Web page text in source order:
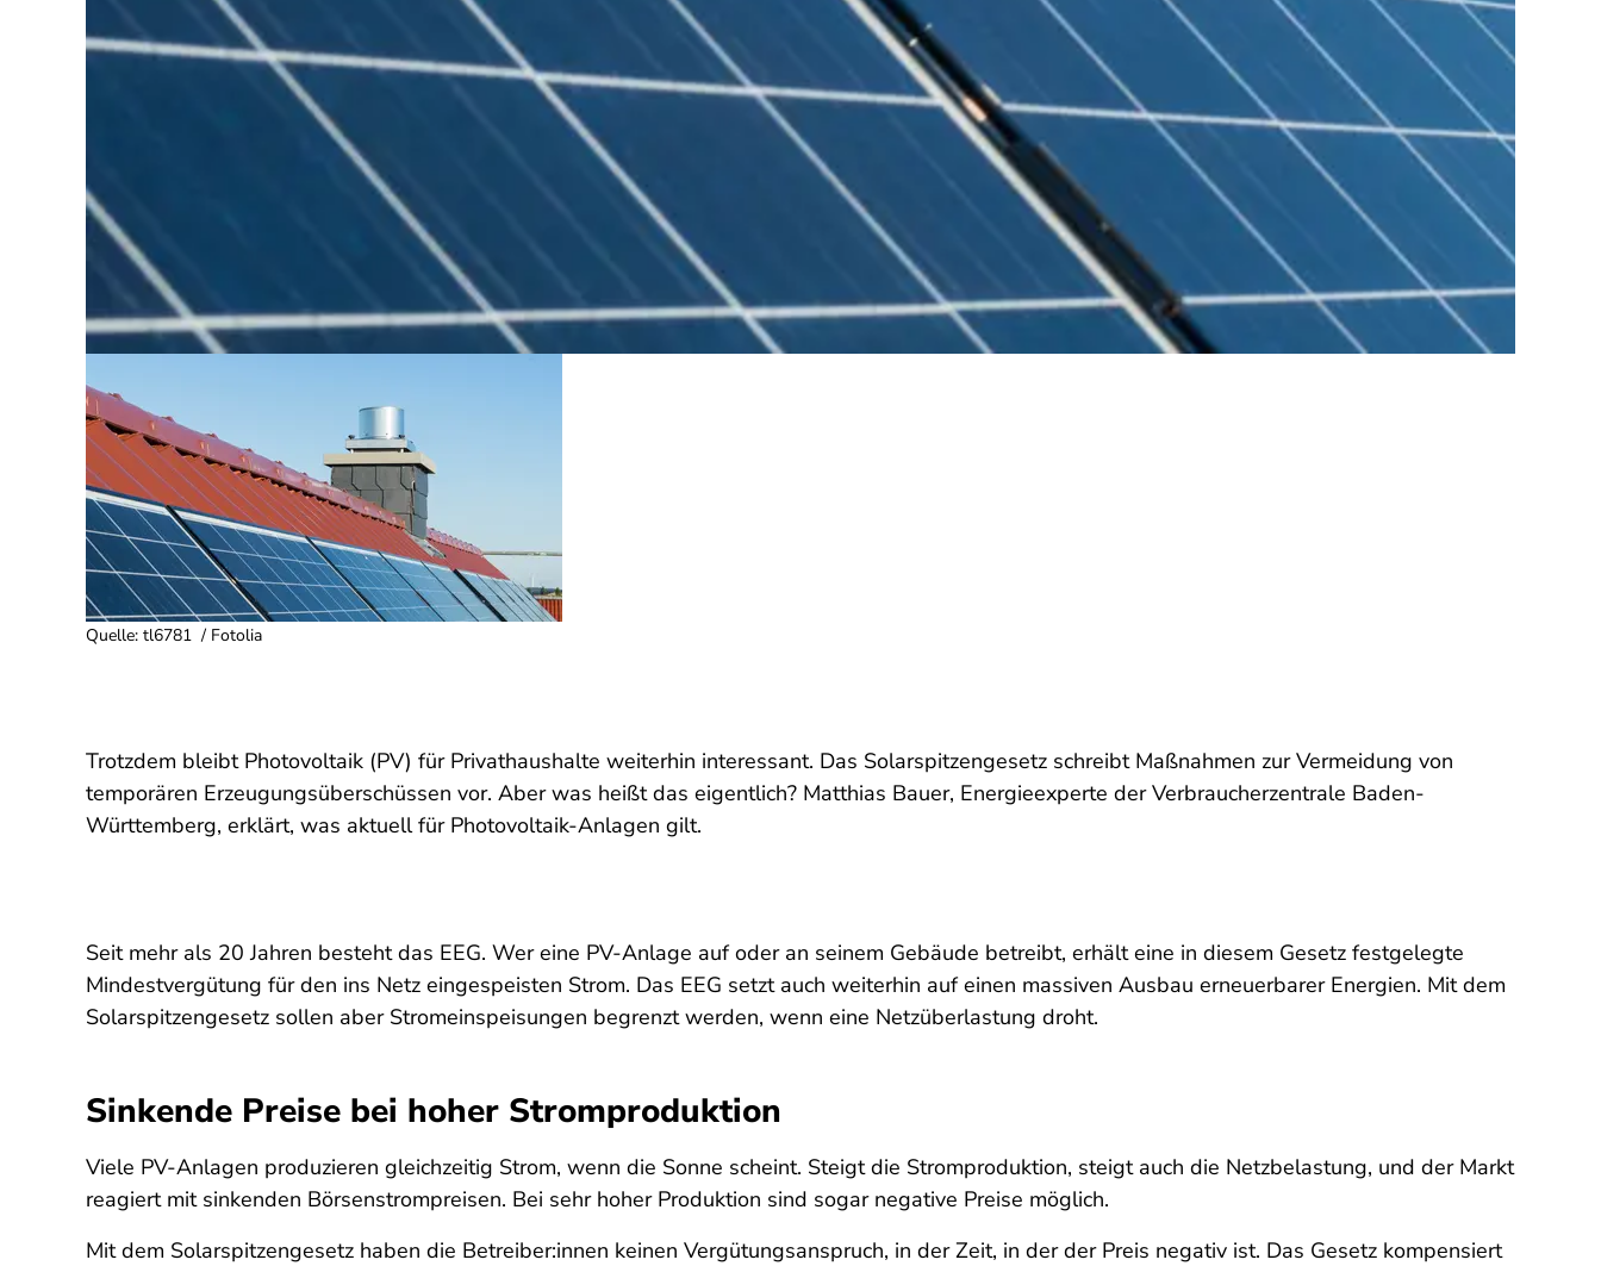
Quelle: tl6781 / Fotolia
Trotzdem bleibt Photovoltaik (PV) für Privathaushalte weiterhin interessant. Das Solarspitzengesetz schreibt Maßnahmen zur Vermeidung von
temporären Erzeugungsüberschüssen vor. Aber was heißt das eigentlich? Matthias Bauer, Energieexperte der Verbraucherzentrale Baden-
Württemberg, erklärt, was aktuell für Photovoltaik-Anlagen gilt.
Seit mehr als 20 Jahren besteht das EEG. Wer eine PV-Anlage auf oder an seinem Gebäude betreibt, erhält eine in diesem Gesetz festgelegte
Mindestvergütung für den ins Netz eingespeisten Strom. Das EEG setzt auch weiterhin auf einen massiven Ausbau erneuerbarer Energien. Mit dem
Solarspitzengesetz sollen aber Stromeinspeisungen begrenzt werden, wenn eine Netzüberlastung droht.
Sinkende Preise bei hoher Stromproduktion
Viele PV-Anlagen produzieren gleichzeitig Strom, wenn die Sonne scheint. Steigt die Stromproduktion, steigt auch die Netzbelastung, und der Markt
reagiert mit sinkenden Börsenstrompreisen. Bei sehr hoher Produktion sind sogar negative Preise möglich.
Mit dem Solarspitzengesetz haben die Betreiber:innen keinen Vergütungsanspruch, in der Zeit, in der der Preis negativ ist. Das Gesetz kompensiert